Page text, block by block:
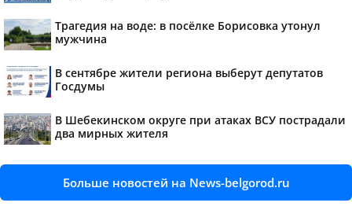
Трагедия на воде: в посёлке Борисовка утонул
мужчина
В сентябре жители региона выберут депутатов
Госдумы
В Шебекинском округе при атаках ВСУ пострадали
два мирных жителя
Больше новостей на News-belgorod.ru